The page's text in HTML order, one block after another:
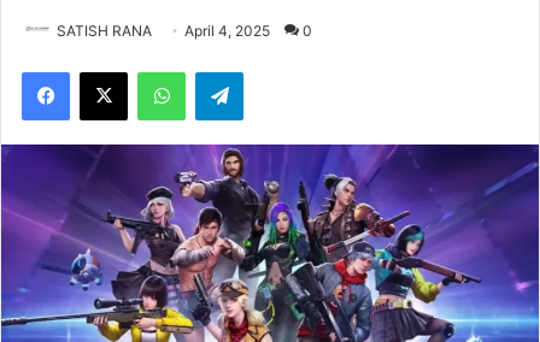
SATISH RANA April 4, 2025 0
Facebook
X WhatsAppTelegram